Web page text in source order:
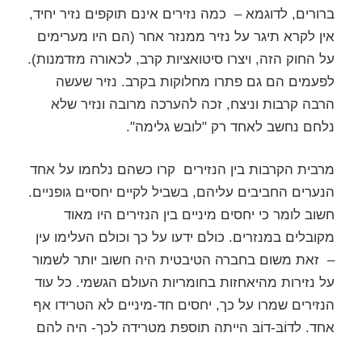
ברורים, לדוגמא – כמה נזירים אינם תוקפים נזיר יחיד,
אין לקרא תיגר על נזיר ממנזר אחר (הם היו מערימים
על החוק הזה, ויצרו סיטואציות קרב, לכאורה מזדמנות).
לפעמים הם גם פתרו מחלוקות בקרב. נזיר שעשה
הרבה קרבות וניצח, זכה להערכה מרובה ונזיר שלא
נלחם נחשב לאחד רק "לובש גלימה".
מרבית הקרבות בין הנזירים קרו כשהם נלחמו על אחד
הנערים החביבים עליהם, בשביל לקיים יחסיים גופניים.
חשוב לומר כי יחסים מיניים בין הנזירים היו מאוד
מקובלים במנזרים. כולם ידעו על כך וכולם העלימו עין
– זאת משום בחברה הטיבטית היה חשוב יותר לשמור
על נזירות מהיאחזות בחומריות העולם הגשמי. כל עוד
הנזירים שמרו על כך, יחסים חד-מיניים לא הטרידו אף
אחד. לדוֹבּ-דוֹבּ הייתה תוספת מטרידה לכך- היה להם